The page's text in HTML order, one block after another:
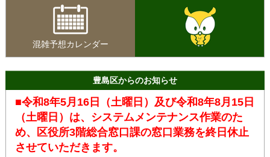
混雑予想カレンダー
豊島区からのお知らせ
■令和8年5月16日（土曜日）及び令和8年8月15日
（土曜日）は、システムメンテナンス作業のた
め、区役所3階総合窓口課の窓口業務を終日休止
させていただきます。